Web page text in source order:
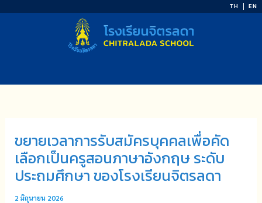
TH EN
ขยายเวลาการรับสมัครบุคคลเพื่อคัด
เลือกเป็นครูสอนภาษาอังกฤษ ระดับ
ประถมศึกษา ของโรงเรียนจิตรลดา
2 มิถุนายน 2026